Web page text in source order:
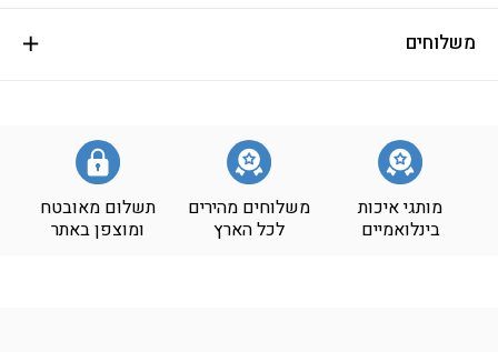
משלוחים
מותגי איכות
בינלואמיים
משלוחים מהירים
לכל הארץ
תשלום מאובטח
ומוצפן באתר